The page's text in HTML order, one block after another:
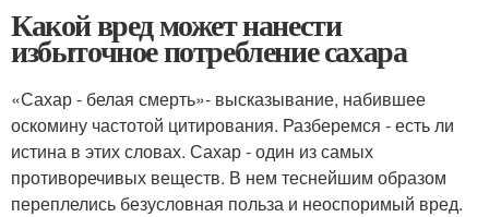
Какой вред может нанести
избыточное потребление сахара
«Сахар - белая смерть»- высказывание, набившее
оскомину частотой цитирования. Разберемся - есть ли
истина в этих словах. Сахар - один из самых
противоречивых веществ. В нем теснейшим образом
переплелись безусловная польза и неоспоримый вред.